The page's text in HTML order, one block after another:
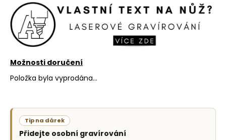
Možnosti doručení
Položka byla vyprodána…
Tip na dárek
Přidejte osobní gravírování
p
o
r
u
u
j
e